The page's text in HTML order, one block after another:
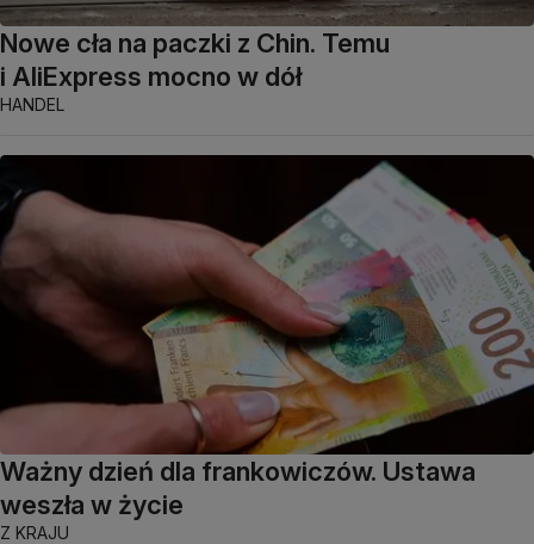
Nowe cła na paczki z Chin. Temu
i AliExpress mocno w dół
HANDEL
Ważny dzień dla frankowiczów. Ustawa
weszła w życie
Z KRAJU